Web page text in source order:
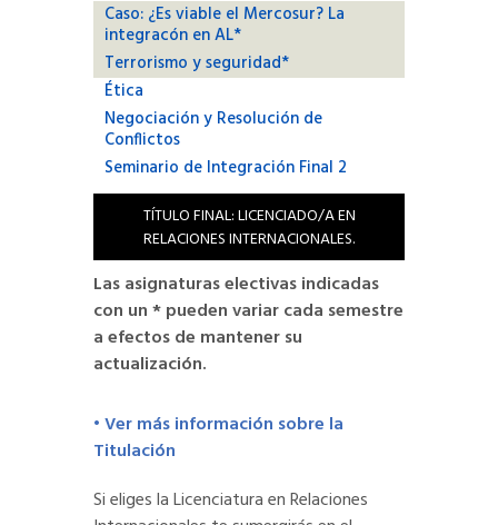
Caso: ¿Es viable el Mercosur? La
integracón en AL*
Terrorismo y seguridad*
Ética
Negociación y Resolución de
Conflictos
Seminario de Integración Final 2
TÍTULO FINAL: LICENCIADO/A EN
RELACIONES INTERNACIONALES.
Las asignaturas electivas indicadas
con un * pueden variar cada semestre
a efectos de mantener su
actualización.
• Ver más información sobre la
Titulación
Si eliges la Licenciatura en Relaciones